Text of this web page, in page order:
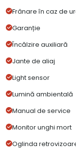
Frânare în caz de
Garanție
Încălzire auxiliară
Jante de aliaj
Light sensor
Lumină ambientală
Manual de service
Monitor unghi mort
Oglinda